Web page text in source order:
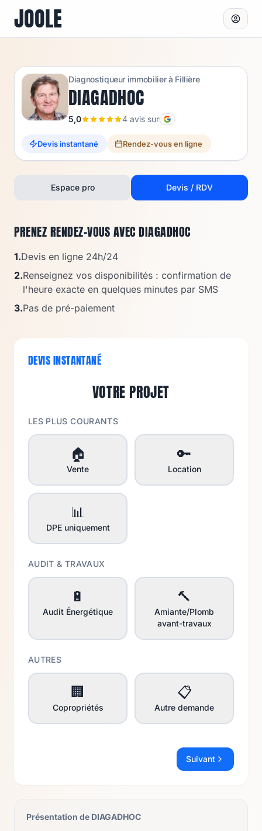
JOOLE
Diagnostiqueur immobilier à Fillière
DIAGADHOC
5,0 4 avis sur
Devis instantané Rendez-vous en ligne
Espace pro Devis / RDV
PRENEZ RENDEZ-VOUS AVECDIAGADHOC
1.Devis en ligne 24h/24
2.Renseignez vos disponibilités : confirmation de
l'heure exacte en quelques minutes par SMS
3.Pas de pré-paiement
DEVIS INSTANTANÉ
VOTRE PROJET
LES PLUS COURANTS
🏠
Vente
🔑
Location
📊
DPE uniquement
AUDIT & TRAVAUX
🔋
Audit Énergétique
🔨
Amiante/Plomb
avant-travaux
AUTRES
🏢
Copropriétés
📋
Autre demande
Suivant
Présentation de DIAGADHOC